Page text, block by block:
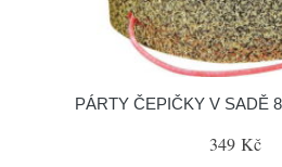
PÁRTY ČEPIČKY V SADĚ
349 Kč